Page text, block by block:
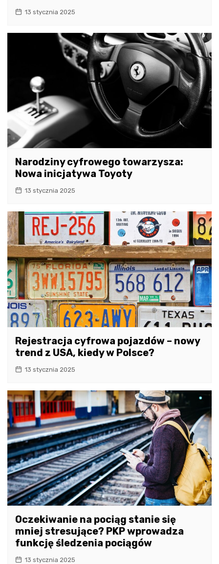
13 stycznia 2025
Narodziny cyfrowego towarzysza:
Nowa inicjatywa Toyoty
13 stycznia 2025
Rejestracja cyfrowa pojazdów – nowy
trend z USA, kiedy w Polsce?
13 stycznia 2025
Oczekiwanie na pociąg stanie się
mniej stresujące? PKP wprowadza
funkcję śledzenia pociągów
13 stycznia 2025